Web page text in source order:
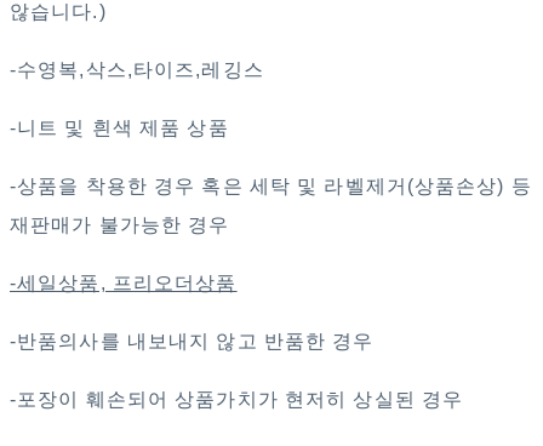
않습니다.)
-수영복,삭스,타이즈,레깅스
-니트 및 흰색 제품 상품
-상품을 착용한 경우 혹은 세탁 및 라벨제거(상품손상) 등
재판매가 불가능한 경우
-세일상품, 프리오더상품
-반품의사를 내보내지 않고 반품한 경우
-포장이 훼손되어 상품가치가 현저히 상실된 경우